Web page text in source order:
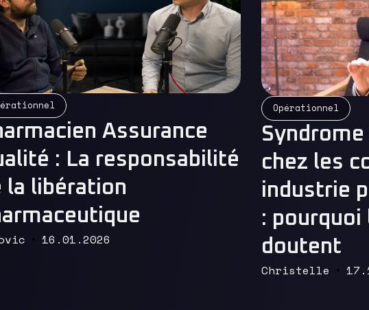
Assurance
: La responsabilité
la libération
16.01.2026
Read More
Opérationnel
chez les
industrie
:
doutent
Christelle